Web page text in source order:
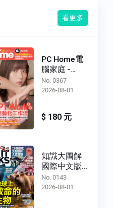
看更多
PC Home電
腦家庭 -
No.0367
No. 0367
2026-08-01
$ 180 元
知識大圖解
國際中文版 -
No.0143
No. 0143
2026-08-01